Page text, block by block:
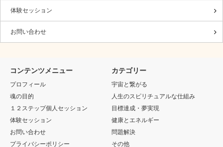
体験セッション
お問い合わせ
コンテンツメニュー
プロフィール
魂の目的
１２ステップ個人セッション
体験セッション
お問い合わせ
プライバシーポリシー
カテゴリー
宇宙と繋がる
人生のスピリチュアルな仕組み
目標達成・夢実現
健康とエネルギー
問題解決
その他